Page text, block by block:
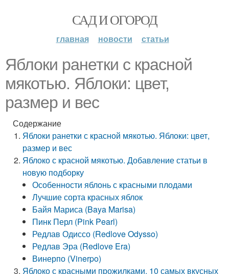
САД И ОГОРОД
главная новости статьи
Яблоки ранетки с красной
мякотью. Яблоки: цвет,
размер и вес
Содержание
Яблоки ранетки с красной мякотью. Яблоки: цвет,
размер и вес
Яблоко с красной мякотью. Добавление статьи в
новую подборку
Особенности яблонь с красными плодами
Лучшие сорта красных яблок
Байя Мариса (Baya Marisa)
Пинк Перл (Pink Pearl)
Редлав Одиссо (Redlove Odysso)
Редлав Эра (Redlove Era)
Винерпо (Vinerpo)
Яблоко с красными прожилками. 10 самых вкусных